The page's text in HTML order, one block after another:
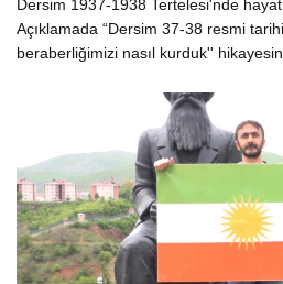
Dersim 1937-1938 Tertelesi'nde
Açıklamada “Dersim 37-38 resmi
beraberliğimizi nasıl kurduk''